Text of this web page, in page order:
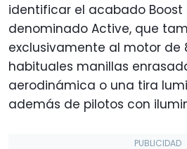
identificar el acabado Boost
denominado Active, que
exclusivamente al motor de
habituales manillas
aerodinámica o una tira
además de pilotos con